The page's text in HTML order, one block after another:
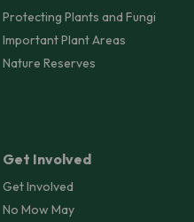
Protecting Plants and Fungi
Important Plant Areas
Nature Reserves
Get Involved
Get Involved
No Mow May